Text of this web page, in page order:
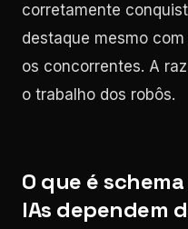
corretamente
destaque mesmo
os concorrentes. A
o trabalho dos robôs.
O que é
IAs dependem